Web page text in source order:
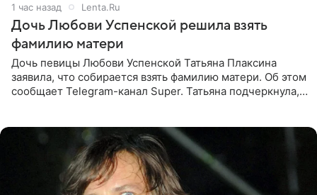
1 час назад Lenta.Ru
Дочь Любови Успенской решила взять
фамилию матери
Дочь певицы Любови Успенской Татьяна Плаксина
заявила, что собирается взять фамилию матери. Об этом
сообщает Telegram-канал Super. Татьяна подчеркнула,